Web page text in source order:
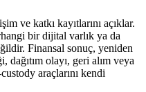
ve katkı kayıtlarını açıklar.
bir dijital varlık ya da
Finansal sonuç, yeniden
olayı, geri alım veya
araçlarını kendi